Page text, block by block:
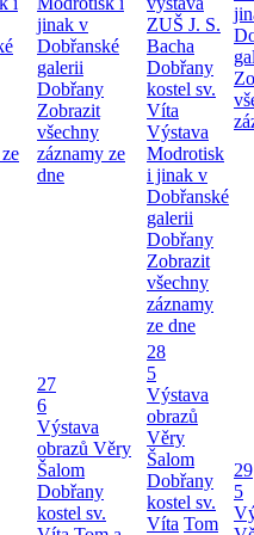
jinak v
Dobřanské
galerii
Dobřany
Zobrazit
všechny
záznamy ze
dne
ZUŠ J. S.
Bacha
Dobřany
kostel sv.
Víta
Výstava
Modrotisk
i jinak v
Dobřanské
galerii
Dobřany
Zobrazit
všechny
záznamy
ze dne
27
6
Výstava
obrazů Věry
Šalom
Dobřany
kostel sv.
28
5
Výstava
obrazů
Věry
Šalom
Dobřany
kostel sv.
Víta Tom
29
5